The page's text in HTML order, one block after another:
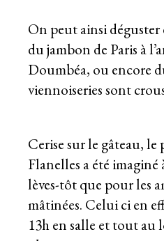
On peut ainsi déguster
du jambon de Paris à
Doumbéa, ou encore
viennoiseries sont
Cerise sur le gâteau,
Flanelles a été imaginé
lèves-tôt que pour les
mâtinées. Celui ci en
13h en salle et tout au